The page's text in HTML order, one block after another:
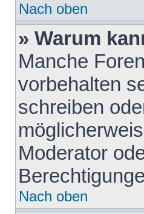
Nach oben
» Warum
Manche
vorbehalten
schreiben
Moderator
Nach oben